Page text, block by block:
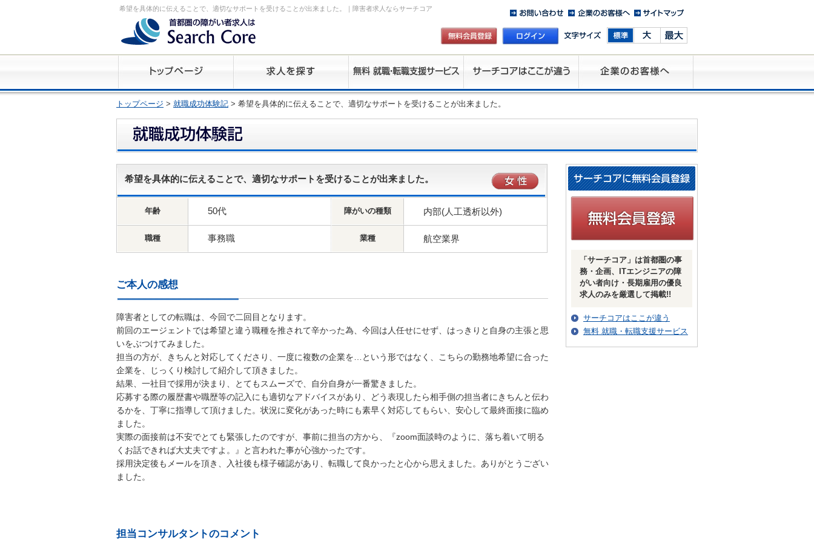
希望を具体的に伝えることで、適切なサポートを受けることが出来ました。｜障害者求人ならサーチコア
トップページ > 就職成功体験記 > 希望を具体的に伝えることで、適切なサポートを受けることが出来ました。
希望を具体的に伝えることで、適切なサポートを受けることが出来ました。
年齢 50代 障がいの種類 内部(人工透析以外)
職種 事務職 業種 航空業界
ご本人の感想
障害者としての転職は、今回で二回目となります。
前回のエージェントでは希望と違う職種を推されて辛かった為、今回は人任せにせず、はっきりと自身の主張と思
いをぶつけてみました。
担当の方が、きちんと対応してくださり、一度に複数の企業を…という形ではなく、こちらの勤務地希望に合った
企業を、じっくり検討して紹介して頂きました。
結果、一社目で採用が決まり、とてもスムーズで、自分自身が一番驚きました。
応募する際の履歴書や職歴等の記入にも適切なアドバイスがあり、どう表現したら相手側の担当者にきちんと伝わ
るかを、丁寧に指導して頂けました。状況に変化があった時にも素早く対応してもらい、安心して最終面接に臨め
ました。
実際の面接前は不安でとても緊張したのですが、事前に担当の方から、『zoom面談時のように、落ち着いて明る
くお話できれば大丈夫ですよ。』と言われた事が心強かったです。
採用決定後もメールを頂き、入社後も様子確認があり、転職して良かったと心から思えました。ありがとうござい
ました。
担当コンサルタントのコメント
「サーチコア」は首都圏の事
務・企画、ITエンジニアの障
がい者向け・長期雇用の優良
求人のみを厳選して掲載!!
サーチコアはここが違う
無料 就職・転職支援サービス